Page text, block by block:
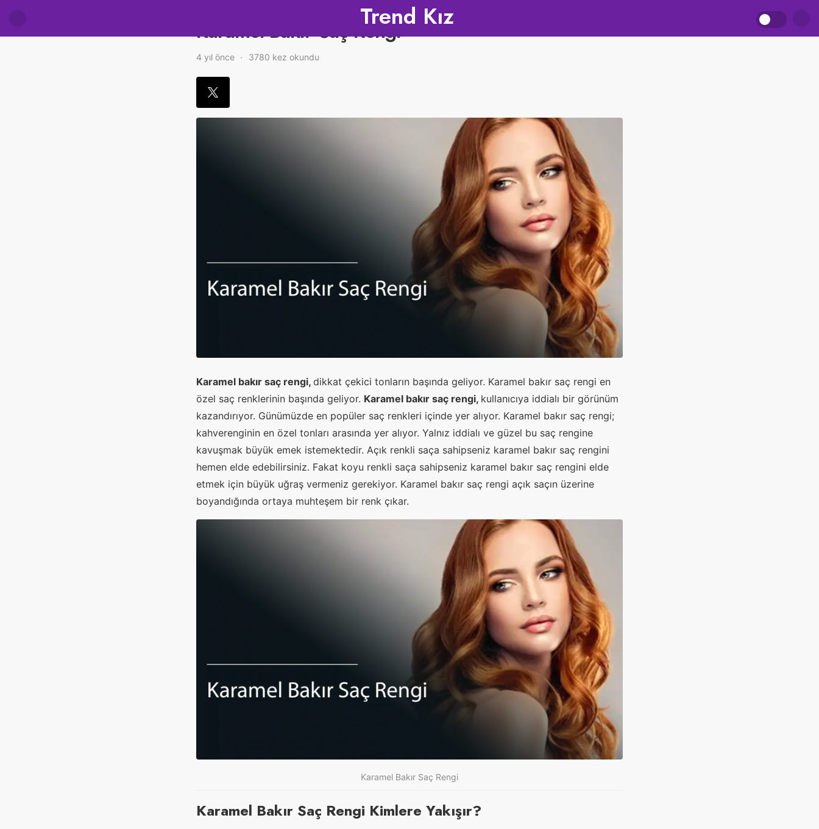
Trend Kız
Karamel Bakır Saç Rengi
4 yıl önce 3780 kez okundu
Karamel bakır saç rengi, dikkat çekici tonların başında geliyor. Karamel bakır saç rengi en
özel saç renklerinin başında geliyor. Karamel bakır saç rengi, kullanıcıya iddialı bir görünüm
kazandırıyor. Günümüzde en popüler saç renkleri içinde yer alıyor. Karamel bakır saç rengi;
kahverenginin en özel tonları arasında yer alıyor. Yalnız iddialı ve güzel bu saç rengine
kavuşmak büyük emek istemektedir. Açık renkli saça sahipseniz karamel bakır saç rengini
hemen elde edebilirsiniz. Fakat koyu renkli saça sahipseniz karamel bakır saç rengini elde
etmek için büyük uğraş vermeniz gerekiyor. Karamel bakır saç rengi açık saçın üzerine
boyandığında ortaya muhteşem bir renk çıkar.
Karamel Bakır Saç Rengi
Karamel Bakır Saç Rengi Kimlere Yakışır?